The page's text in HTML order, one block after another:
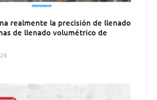
realmente la precisión de llenado
de llenado volumétrico de